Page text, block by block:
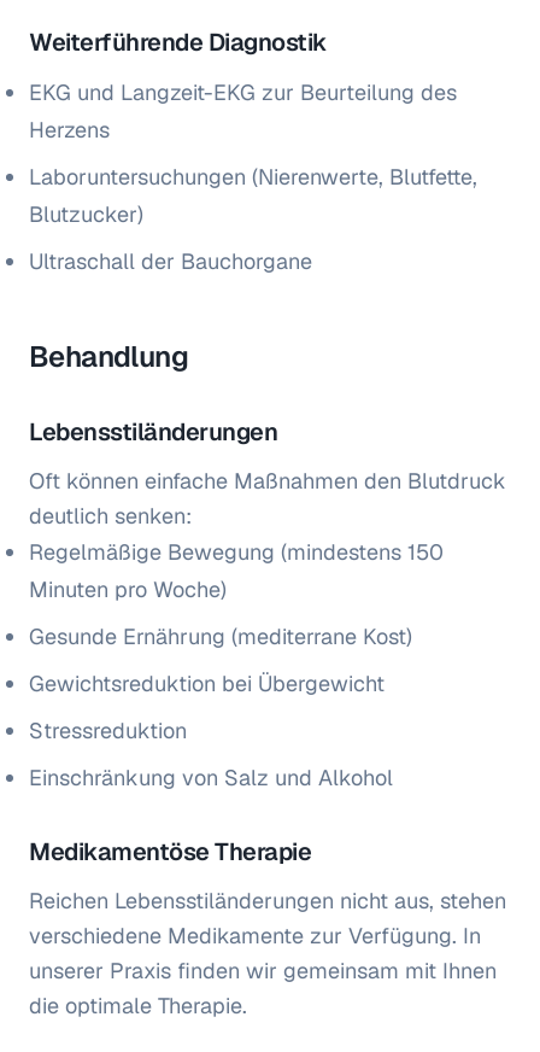
Weiterführende Diagnostik
EKG und Langzeit-EKG zur Beurteilung des
Herzens
Laboruntersuchungen (Nierenwerte, Blutfette,
Blutzucker)
Ultraschall der Bauchorgane
Behandlung
Lebensstiländerungen
Oft können einfache Maßnahmen den Blutdruck
deutlich senken:
Regelmäßige Bewegung (mindestens 150
Minuten pro Woche)
Gesunde Ernährung (mediterrane Kost)
Gewichtsreduktion bei Übergewicht
Stressreduktion
Einschränkung von Salz und Alkohol
Medikamentöse Therapie
Reichen Lebensstiländerungen nicht aus, stehen
verschiedene Medikamente zur Verfügung. In
unserer Praxis finden wir gemeinsam mit Ihnen
die optimale Therapie.